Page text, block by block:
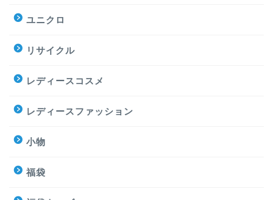
ユニクロ
リサイクル
レディースコスメ
レディースファッション
小物
福袋